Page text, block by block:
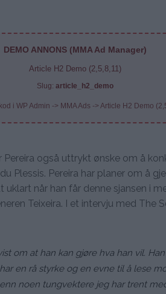
DEMO ANNONS (MMA Ad Manager)
Article H2 Demo (2,5,8,11)
Slug: article_h2_demo
i WP Admin -> MMA Ads -> Article H2 Demo
også uttrykt ønske om å
Plessis. Pereira har planer om å
når han får denne sjansen i
Teixeira. I et intervju med The
om at han kan gjøre hva han vil.
en rå styrke og en evne til å lese
noen tungvektere jeg har trent